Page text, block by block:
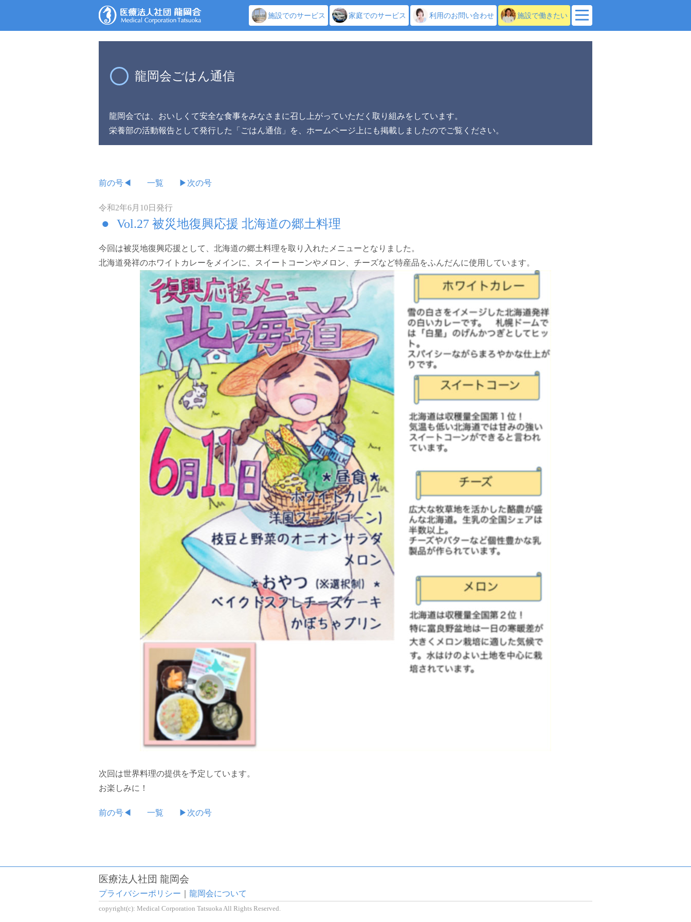
施設でのサービス 家庭でのサービス 利用のお問い合わせ 施設で働きたい
龍岡会ごはん通信
龍岡会では、おいしくて安全な食事をみなさまに召し上がっていただく取り組みをしています。
栄養部の活動報告として発行した「ごはん通信」を、ホームページ上にも掲載しましたのでご覧ください。
前の号◀ 一覧 ▶次の号
令和2年6月10日発行
Vol.27 被災地復興応援 北海道の郷土料理
今回は被災地復興応援として、北海道の郷土料理を取り入れたメニューとなりました。
北海道発祥のホワイトカレーをメインに、スイートコーンやメロン、チーズなど特産品をふんだんに使用しています。
次回は世界料理の提供を予定しています。
お楽しみに！
前の号◀ 一覧 ▶次の号
医療法人社団 龍岡会
プライバシーポリシー 龍岡会について
copyright(c): Medical Corporation Tatsuoka All Rights Reserved.